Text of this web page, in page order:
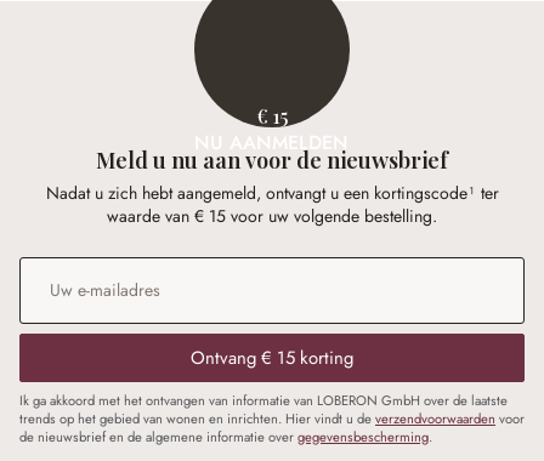
€ 15
NU AANMELDEN
Meld u nu aan voor de nieuwsbrief
Nadat u zich hebt aangemeld, ontvangt u een kortingscode¹ ter
waarde van € 15 voor uw volgende bestelling.
E-mailadres*
Ontvang € 15 korting
Ik ga akkoord met het ontvangen van informatie van LOBERON GmbH over de laatste
trends op het gebied van wonen en inrichten. Hier vindt u deverzendvoorwaarden voor
de nieuwsbrief en de algemene informatie overgegevensbescherming.